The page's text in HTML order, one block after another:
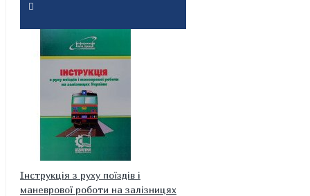
Інструкція з руху поїздів і
маневрової роботи на залізницях